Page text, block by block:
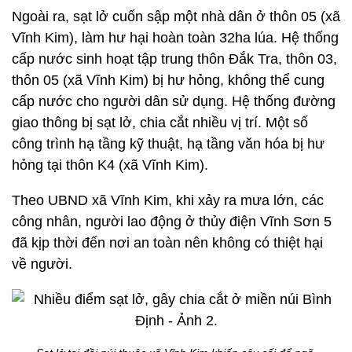
Ngoài ra, sạt lở cuốn sập một nhà dân ở thôn 05 (xã
Vĩnh Kim), làm hư hại hoàn toàn 32ha lúa. Hệ thống
cấp nước sinh hoạt tập trung thôn Đắk Tra, thôn 03,
thôn 05 (xã Vĩnh Kim) bị hư hỏng, không thể cung
cấp nước cho người dân sử dụng. Hệ thống đường
giao thông bị sạt lở, chia cắt nhiều vị trí. Một số
công trình hạ tầng kỹ thuật, hạ tầng văn hóa bị hư
hỏng tại thôn K4 (xã Vĩnh Kim).
Theo UBND xã Vĩnh Kim, khi xảy ra mưa lớn, các
công nhân, người lao động ở thủy điện Vĩnh Sơn 5
đã kịp thời đến nơi an toàn nên không có thiệt hại
về người.